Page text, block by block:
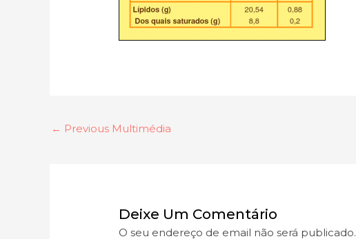
← Previous Multimédia
Deixe Um Comentário
O seu endereço de email não será publicado.